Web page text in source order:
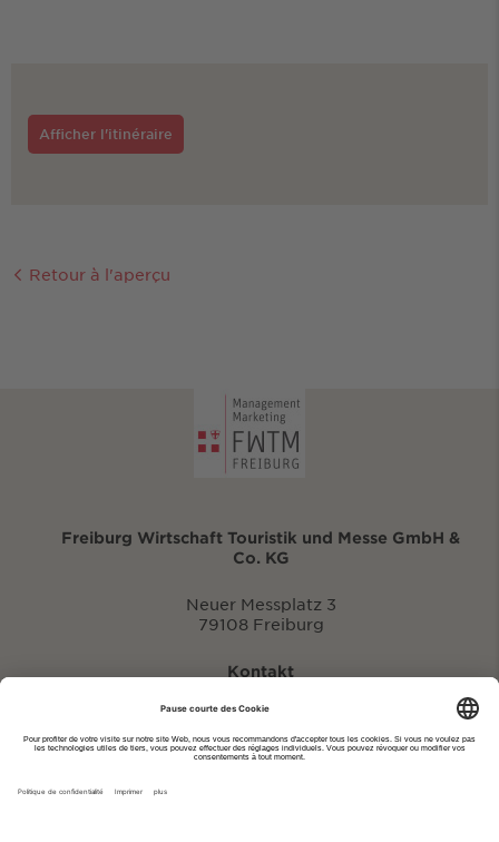
Afficher l'itinéraire
Retour à l'aperçu
Freiburg Wirtschaft Touristik und Messe GmbH &
Co. KG
Neuer Messplatz 3
79108 Freiburg
Kontakt
eventportal@fwtm.de